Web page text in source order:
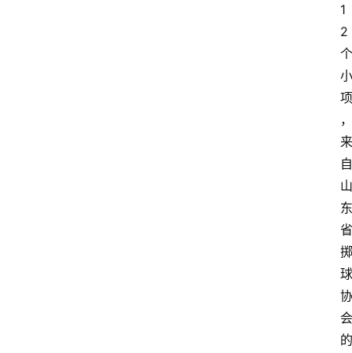
1
2
个
小
项
，
来
自
山
东
省
掷
球
协
会
的